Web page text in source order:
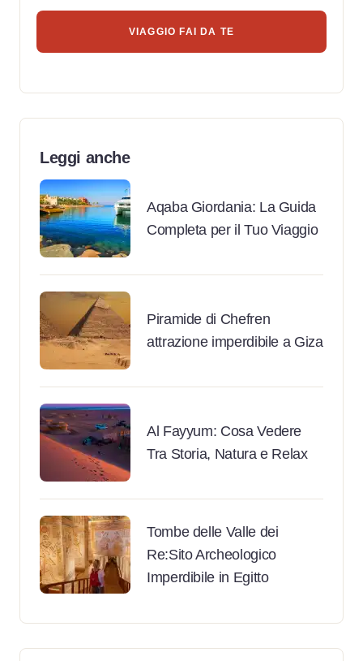
VIAGGIO FAI DA TE
Leggi anche
Aqaba Giordania: La Guida
Completa per il Tuo Viaggio
Piramide di Chefren
attrazione imperdibile a Giza
Al Fayyum: Cosa Vedere
Tra Storia, Natura e Relax
Tombe delle Valle dei
Re:Sito Archeologico
Imperdibile in Egitto